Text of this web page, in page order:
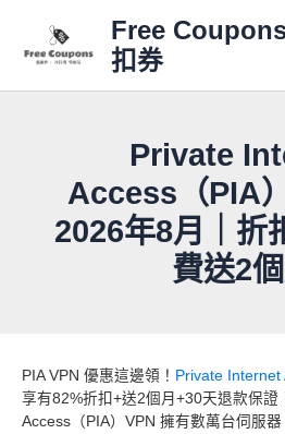
Free
扣券
Private
Access（PIA
2026年8月｜折
費送2個
PIA VPN 優惠這邊領！ Private Internet
享有82%折扣+送2個月+30天退款保
Access（PIA）VPN 擁有數萬台伺服